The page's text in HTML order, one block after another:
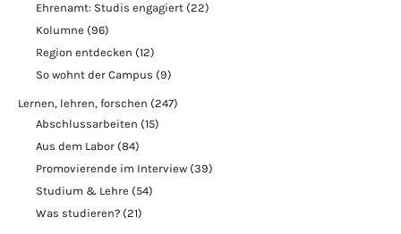
Ehrenamt: Studis engagiert (22)
Kolumne (96)
Region entdecken (12)
So wohnt der Campus (9)
Lernen, lehren, forschen (247)
Abschlussarbeiten (15)
Aus dem Labor (84)
Promovierende im Interview (39)
Studium & Lehre (54)
Was studieren? (21)